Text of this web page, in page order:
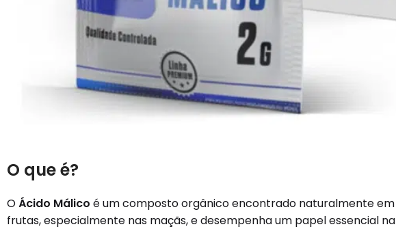
O que é?
OÁcido Málico é um composto orgânico encontrado naturalmente em
frutas, especialmente nas maçãs, e desempenha um papel essencial na